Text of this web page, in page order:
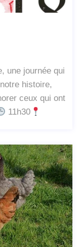
une journée qui
histoire,
ceux qui ont
11h30